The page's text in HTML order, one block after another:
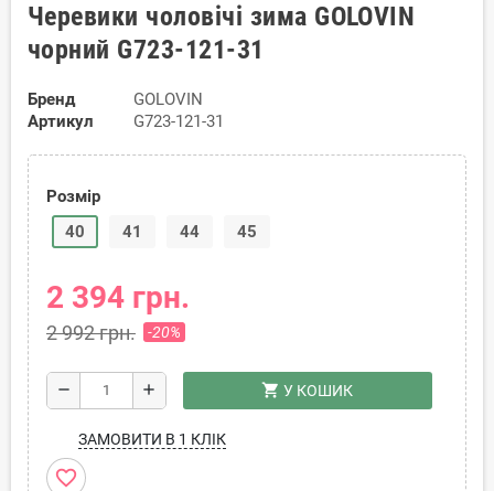
Черевики чоловічі зима GOLOVIN
чорний G723-121-31
Бренд
GOLOVIN
Артикул
G723-121-31
Розмір
40
41 44 45
2 394 грн.
2 992 грн. -20%
remove add shopping_cart У КОШИК
ЗАМОВИТИ В 1 КЛІК
favorite_border